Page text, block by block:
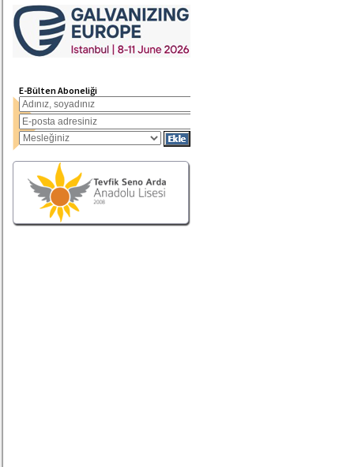
E-Bülten Aboneliği